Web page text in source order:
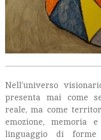
Nell’universo
presenta mai come
reale, ma come
emozione, memoria
linguaggio di forme